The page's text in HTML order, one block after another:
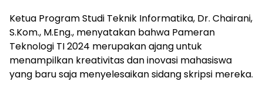
Ketua Program Studi Teknik Informatika, Dr. Chairani,
S.Kom., M.Eng., menyatakan bahwa Pameran
Teknologi TI 2024 merupakan ajang untuk
menampilkan kreativitas dan inovasi mahasiswa
yang baru saja menyelesaikan sidang skripsi mereka.